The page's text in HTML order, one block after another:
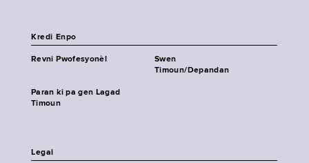
Kredi Enpo
Revni Pwofesyonèl
Swen
Timoun/Depandan
Paran ki pa gen Lagad
Timoun
Legal